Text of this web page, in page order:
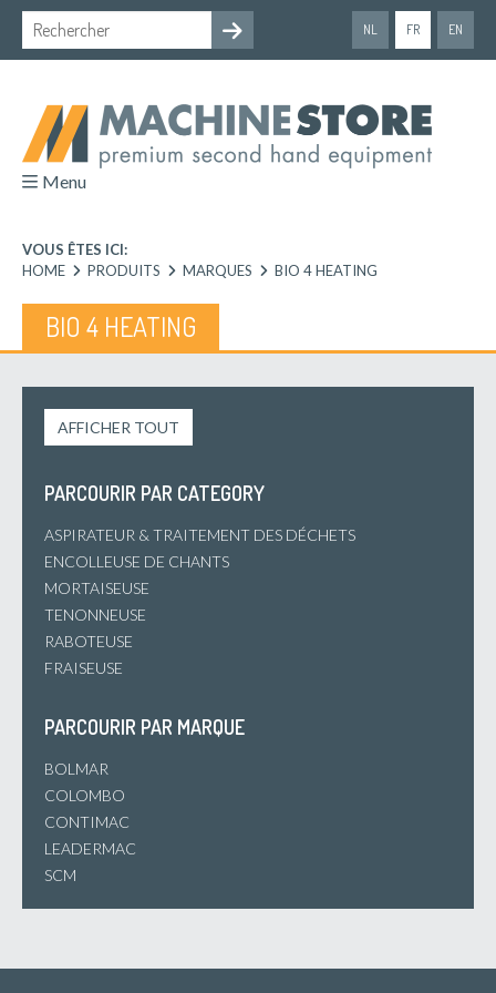
NL FR EN
Menu
VOUS ÊTES ICI:
HOME
PRODUITS MARQUES BIO 4 HEATING
BIO 4 HEATING
AFFICHER TOUT
PARCOURIR PAR CATEGORY
ASPIRATEUR & TRAITEMENT DES DÉCHETS
ENCOLLEUSE DE CHANTS
MORTAISEUSE
TENONNEUSE
RABOTEUSE
FRAISEUSE
PARCOURIR PAR MARQUE
BOLMAR
COLOMBO
CONTIMAC
LEADERMAC
SCM